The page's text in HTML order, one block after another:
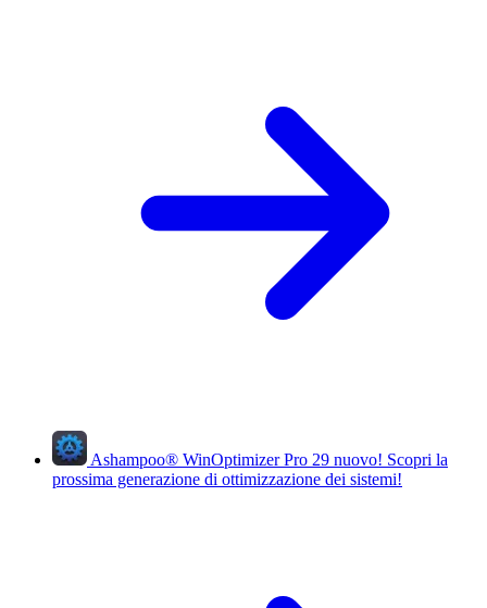
Ashampoo® WinOptimizer Pro 29 nuovo! Scopri la
prossima generazione di ottimizzazione dei sistemi!